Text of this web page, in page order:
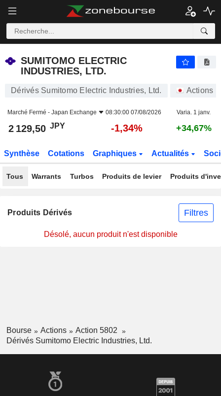
SUMITOMO ELECTRIC
INDUSTRIES, LTD.
Dérivés Sumitomo Electric Industries, Ltd. Actions
Marché Fermé - Japan Exchange 08:30:00 07/08/2026 Varia. 1 janv.
2 129,50 JPY -1,34% +34,67%
Synthèse Cotations Graphiques Actualités
Tous Warrants Turbos Produits de levier Produits
Produits Dérivés Filtres
Désolé, aucun produit n'est disponible
Bourse Actions
Action 5802
Dérivés Sumitomo Electric Industries, Ltd.